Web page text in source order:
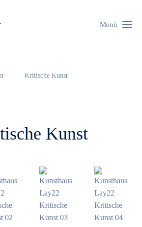
Menü
Kritische Kunst
Kunst